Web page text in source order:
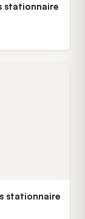
stationnaire
stationnaire